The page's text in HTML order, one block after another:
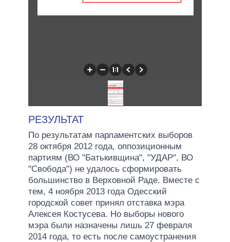
РЕЗУЛЬТАТ
По результатам парламентских выборов
28 октября 2012 года, оппозиционным
партиям (ВО "Батькивщина", "УДАР", ВО
"Свобода") не удалось сформировать
большинство в Верховной Раде. Вместе с
тем, 4 ноября 2013 года Одесский
городской совет принял отставка мэра
Алексея Костусева. Но выборы нового
мэра были назначены лишь 27 февраля
2014 года, то есть после самоустранения